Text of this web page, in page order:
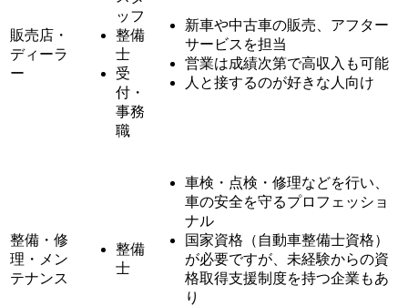
販売店・
ディーラ
ー
ッフ
整備
士
受
付・
事務
職
新車や中古車の販売、アフター
サービスを担当
営業は成績次第で高収入も可能
人と接するのが好きな人向け
整備・修
理・メン
テナンス
整備
士
車検・点検・修理などを行い、
車の安全を守るプロフェッショ
ナル
国家資格（自動車整備士資格）
が必要ですが、未経験からの資
格取得支援制度を持つ企業もあ
り